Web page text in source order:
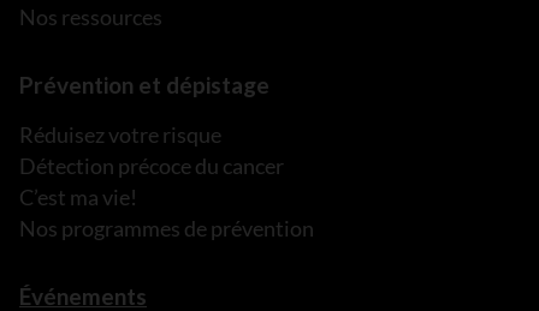
Nos ressources
Prévention et dépistage
Réduisez votre risque
Détection précoce du cancer
C’est ma vie!
Nos programmes de prévention
Événements